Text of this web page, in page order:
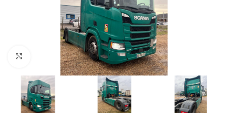
Click para agrandar